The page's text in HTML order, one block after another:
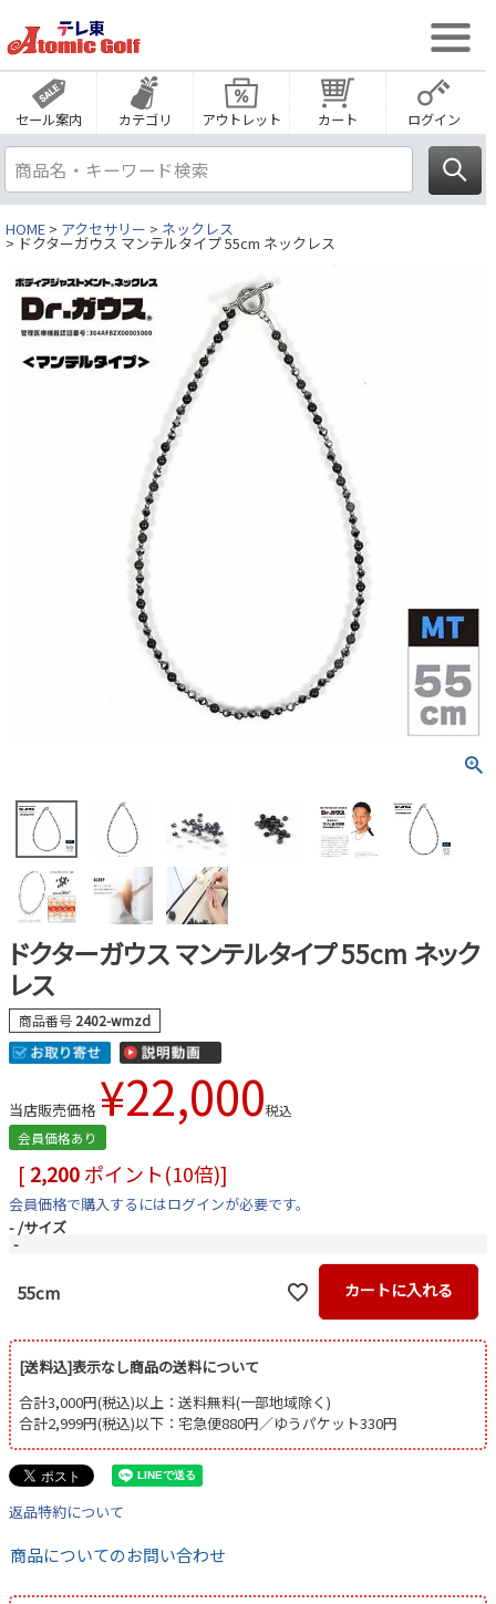
セール案内 カテゴリ アウトレット カート ログイン
HOME アクセサリー ネックレス
ドクターガウス マンテルタイプ 55cm ネックレス
ドクターガウス マンテルタイプ 55cm ネック
レス
商品番号 2402-wmzd
当店販売価格 ¥22,000税込
会員価格あり
[ 2,200ポイント(10倍)]
会員価格で購入するにはログインが必要です。
- サイズ
-
55cm カートに入れる
[送料込]表示なし商品の送料について
合計3,000円(税込)以上：送料無料(一部地域除く)
合計2,999円(税込)以下：宅急便880円／ゆうパケット330円
返品特約について
商品についてのお問い合わせ